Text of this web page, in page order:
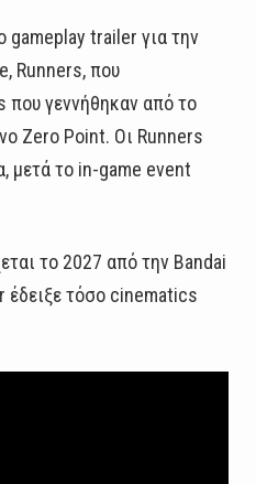
gameplay trailer για την
Runners, που
που γεννήθηκαν από το
Zero Point. Οι Runners
μετά το in-game event
το 2027 από την Bandai
έδειξε τόσο cinematics